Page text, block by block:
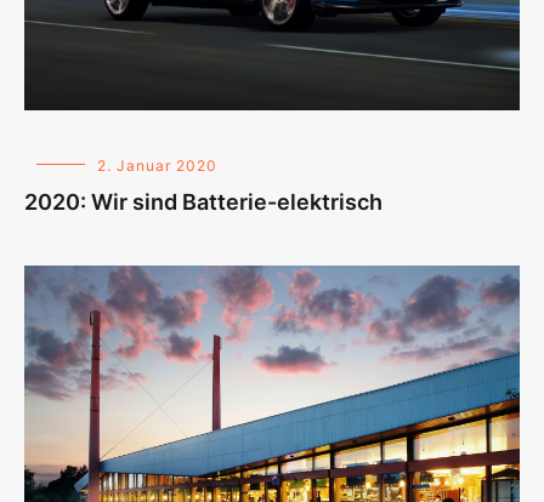
2. Januar 2020
2020: Wir sind Batterie-elektrisch